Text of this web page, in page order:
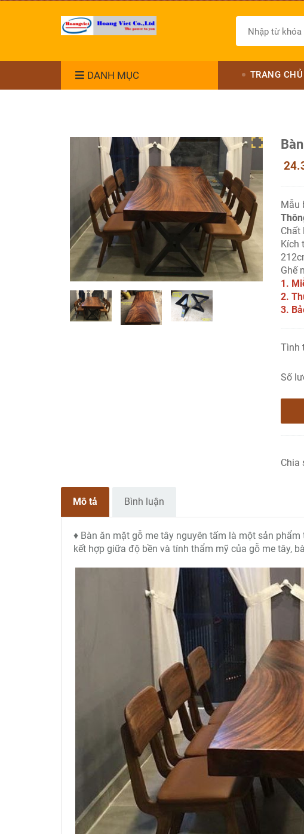
DANH MỤC TRANG CHỦ
Mẫu
Chất
Kích
Ghế
1.
2.
3.
Tình
Số
Chia
Mô tả Bình luận
♦ Bàn ăn mặt gỗ me tây nguyên tấm là một sản
kết hợp giữa độ bền và tính thẩm mỹ của gỗ me tây,